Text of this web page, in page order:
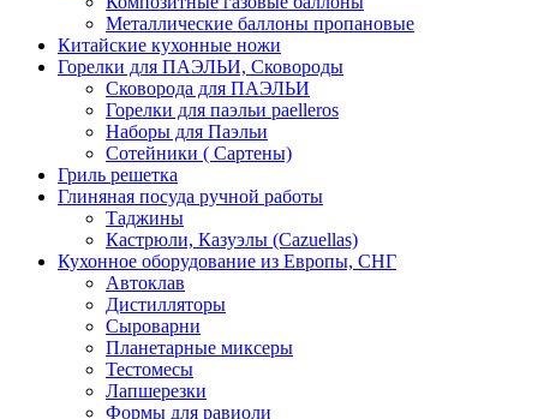
Металлические баллоны пропановые
Китайские кухонные ножи
Горелки для ПАЭЛЬИ, Сковороды
Сковорода для ПАЭЛЬИ
Горелки для паэльи paelleros
Наборы для Паэльи
Сотейники ( Сартены)
Гриль решетка
Глиняная посуда ручной работы
Таджины
Кастрюли, Казуэлы (Cazuellas)
Кухонное оборудование из Европы, СНГ
Автоклав
Дистилляторы
Сыроварни
Планетарные миксеры
Тестомесы
Лапшерезки
Формы для равиоли